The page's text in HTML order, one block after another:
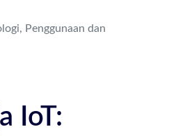
Penggunaan dan
IoT:
Kontak